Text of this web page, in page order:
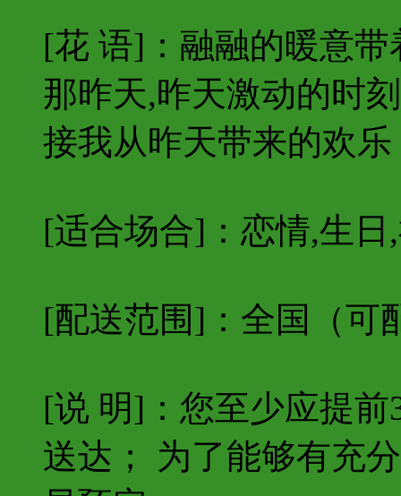
[花 语]：融融的暖意
那昨天,昨天激动的时
接我从昨天带来的欢乐
[适合场合]：恋情,生日
[配送范围]： 全国（可
[说 明]：您至少应提
送达； 为了能够有充